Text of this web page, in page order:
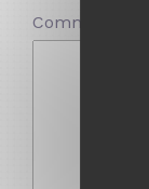
Commentaire